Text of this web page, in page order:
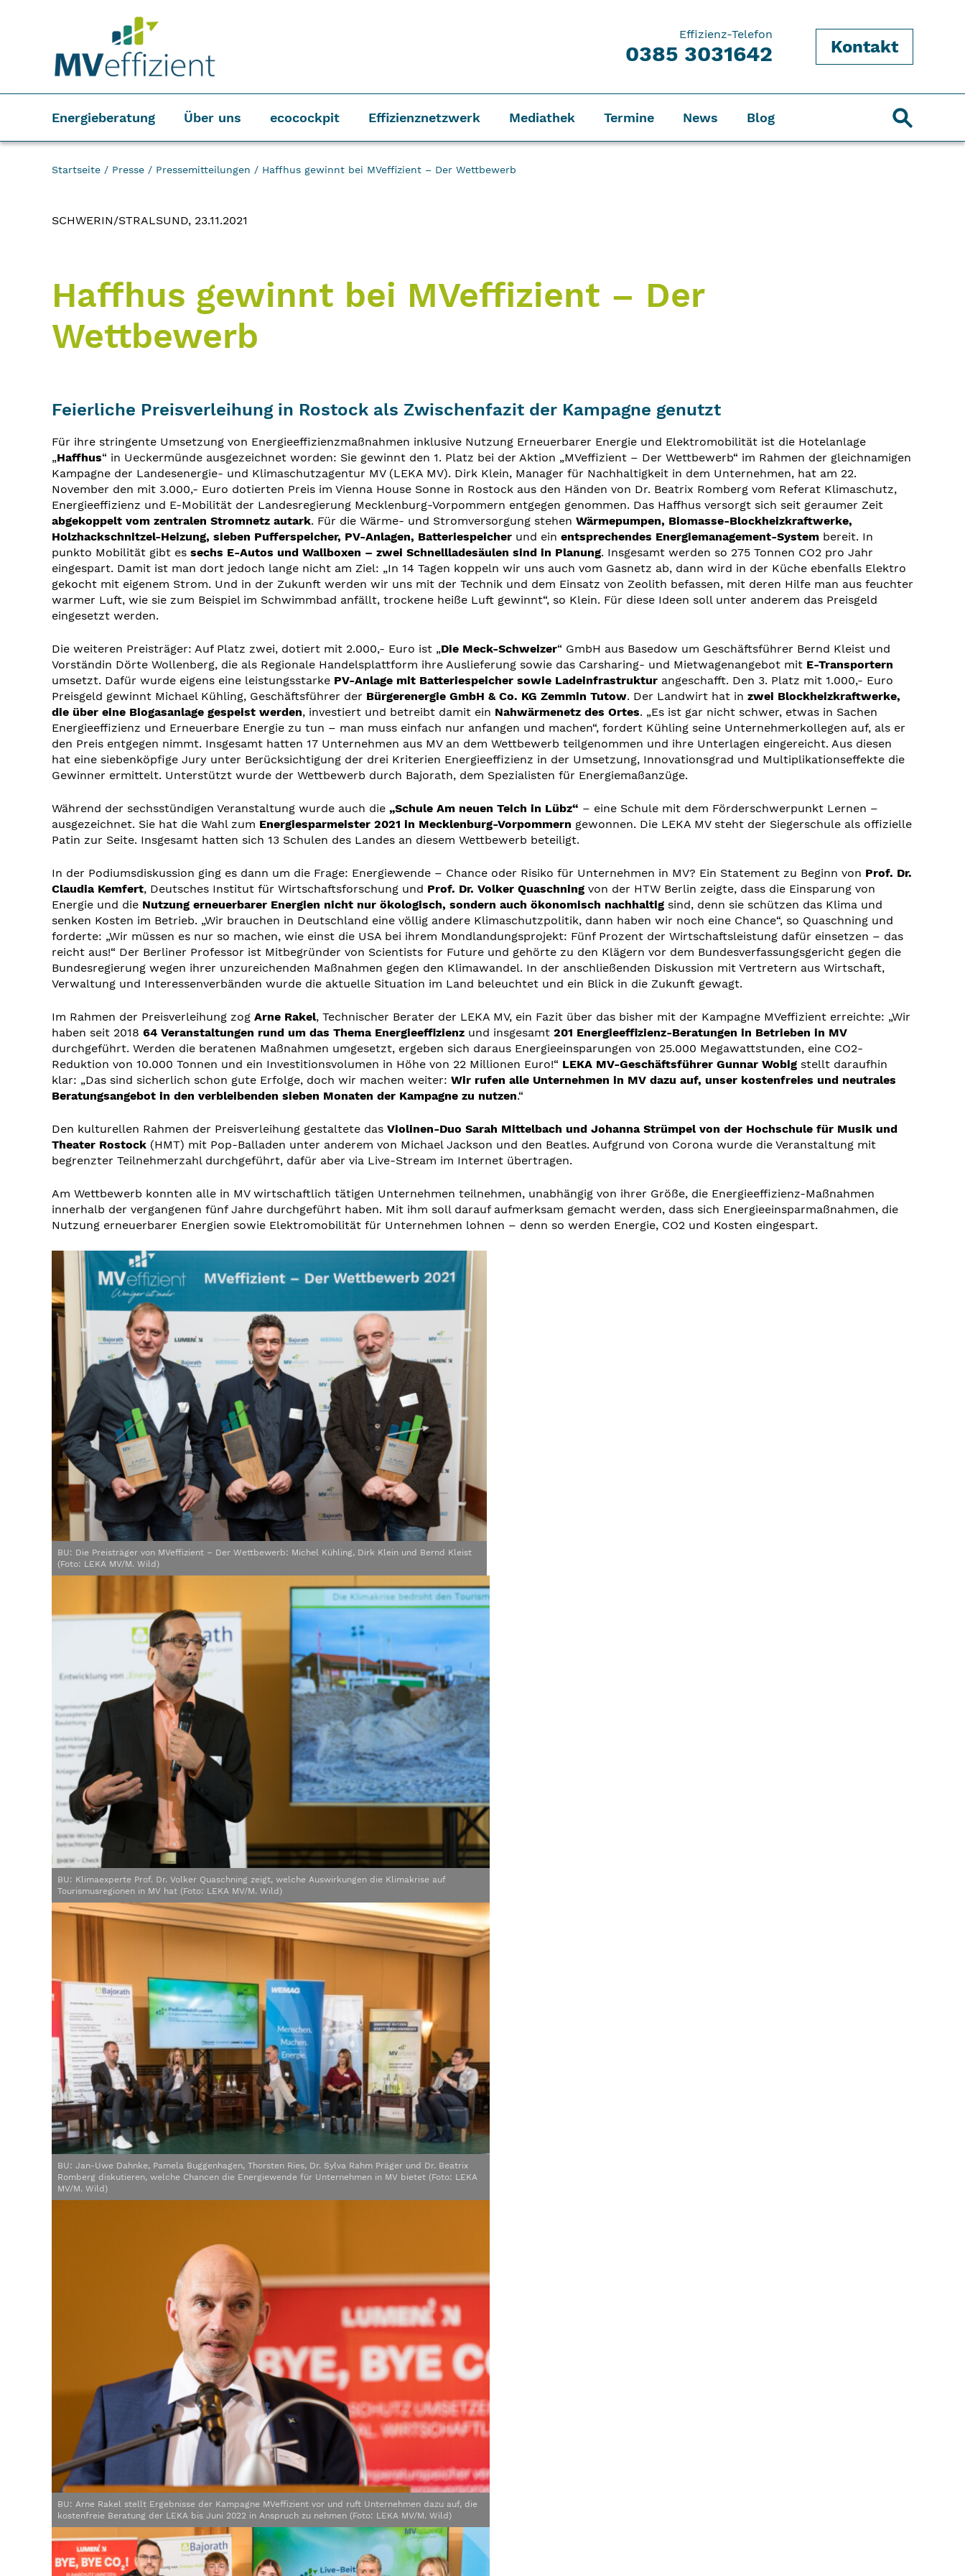
Effizienz-Telefon
0385 3031642 Kontakt
Energieberatung Über uns ecocockpit Effizienznetzwerk Mediathek Termine News Blog
Startseite / Presse / Pressemitteilungen / Haffhus gewinnt bei MVeffizient – Der Wettbewerb
SCHWERIN/STRALSUND, 23.11.2021
Haffhus gewinnt bei MVeffizient – Der
Wettbewerb
Feierliche Preisverleihung in Rostock als Zwischenfazit der Kampagne genutzt
Für ihre stringente Umsetzung von Energieeffizienzmaßnahmen inklusive Nutzung Erneuerbarer Energie und Elektromobilität ist die Hotelanlage
„Haffhus“ in Ueckermünde ausgezeichnet worden: Sie gewinnt den 1. Platz bei der Aktion „MVeffizient – Der Wettbewerb“ im Rahmen der gleichnamigen
Kampagne der Landesenergie- und Klimaschutzagentur MV (LEKA MV). Dirk Klein, Manager für Nachhaltigkeit in dem Unternehmen, hat am 22.
November den mit 3.000,- Euro dotierten Preis im Vienna House Sonne in Rostock aus den Händen von Dr. Beatrix Romberg vom Referat Klimaschutz,
Energieeffizienz und E-Mobilität der Landesregierung Mecklenburg-Vorpommern entgegen genommen. Das Haffhus versorgt sich seit geraumer Zeit
abgekoppelt vom zentralen Stromnetz autark. Für die Wärme- und Stromversorgung stehen Wärmepumpen, Biomasse-Blockheizkraftwerke,
Holzhackschnitzel-Heizung, sieben Pufferspeicher, PV-Anlagen, Batteriespeicher und ein entsprechendes Energiemanagement-System bereit. In
punkto Mobilität gibt es sechs E-Autos und Wallboxen – zwei Schnellladesäulen sind in Planung. Insgesamt werden so 275 Tonnen CO2 pro Jahr
eingespart. Damit ist man dort jedoch lange nicht am Ziel: „In 14 Tagen koppeln wir uns auch vom Gasnetz ab, dann wird in der Küche ebenfalls Elektro
gekocht mit eigenem Strom. Und in der Zukunft werden wir uns mit der Technik und dem Einsatz von Zeolith befassen, mit deren Hilfe man aus feuchter
warmer Luft, wie sie zum Beispiel im Schwimmbad anfällt, trockene heiße Luft gewinnt“, so Klein. Für diese Ideen soll unter anderem das Preisgeld
eingesetzt werden.
Die weiteren Preisträger: Auf Platz zwei, dotiert mit 2.000,- Euro ist „Die Meck-Schweizer“ GmbH aus Basedow um Geschäftsführer Bernd Kleist und
Vorständin Dörte Wollenberg, die als Regionale Handelsplattform ihre Auslieferung sowie das Carsharing- und Mietwagenangebot mit E-Transportern
umsetzt. Dafür wurde eigens eine leistungsstarke PV-Anlage mit Batteriespeicher sowie Ladeinfrastruktur angeschafft. Den 3. Platz mit 1.000,- Euro
Preisgeld gewinnt Michael Kühling, Geschäftsführer der Bürgerenergie GmbH & Co. KG Zemmin Tutow. Der Landwirt hat in zwei Blockheizkraftwerke,
die über eine Biogasanlage gespeist werden, investiert und betreibt damit ein Nahwärmenetz des Ortes. „Es ist gar nicht schwer, etwas in Sachen
Energieeffizienz und Erneuerbare Energie zu tun – man muss einfach nur anfangen und machen“, fordert Kühling seine Unternehmerkollegen auf, als er
den Preis entgegen nimmt. Insgesamt hatten 17 Unternehmen aus MV an dem Wettbewerb teilgenommen und ihre Unterlagen eingereicht. Aus diesen
hat eine siebenköpfige Jury unter Berücksichtigung der drei Kriterien Energieeffizienz in der Umsetzung, Innovationsgrad und Multiplikationseffekte die
Gewinner ermittelt. Unterstützt wurde der Wettbewerb durch Bajorath, dem Spezialisten für Energiemaßanzüge.
Während der sechsstündigen Veranstaltung wurde auch die „Schule Am neuen Teich in Lübz“ – eine Schule mit dem Förderschwerpunkt Lernen –
ausgezeichnet. Sie hat die Wahl zum Energiesparmeister 2021 in Mecklenburg-Vorpommern gewonnen. Die LEKA MV steht der Siegerschule als offizielle
Patin zur Seite. Insgesamt hatten sich 13 Schulen des Landes an diesem Wettbewerb beteiligt.
In der Podiumsdiskussion ging es dann um die Frage: Energiewende – Chance oder Risiko für Unternehmen in MV? Ein Statement zu Beginn von Prof. Dr.
Claudia Kemfert, Deutsches Institut für Wirtschaftsforschung und Prof. Dr. Volker Quaschning von der HTW Berlin zeigte, dass die Einsparung von
Energie und die Nutzung erneuerbarer Energien nicht nur ökologisch, sondern auch ökonomisch nachhaltig sind, denn sie schützen das Klima und
senken Kosten im Betrieb. „Wir brauchen in Deutschland eine völlig andere Klimaschutzpolitik, dann haben wir noch eine Chance“, so Quaschning und
forderte: „Wir müssen es nur so machen, wie einst die USA bei ihrem Mondlandungsprojekt: Fünf Prozent der Wirtschaftsleistung dafür einsetzen – das
reicht aus!“ Der Berliner Professor ist Mitbegründer von Scientists for Future und gehörte zu den Klägern vor dem Bundesverfassungsgericht gegen die
Bundesregierung wegen ihrer unzureichenden Maßnahmen gegen den Klimawandel. In der anschließenden Diskussion mit Vertretern aus Wirtschaft,
Verwaltung und Interessenverbänden wurde die aktuelle Situation im Land beleuchtet und ein Blick in die Zukunft gewagt.
Im Rahmen der Preisverleihung zog Arne Rakel, Technischer Berater der LEKA MV, ein Fazit über das bisher mit der Kampagne MVeffizient erreichte: „Wir
haben seit 2018 64 Veranstaltungen rund um das Thema Energieeffizienz und insgesamt 201 Energieeffizienz-Beratungen in Betrieben in MV
durchgeführt. Werden die beratenen Maßnahmen umgesetzt, ergeben sich daraus Energieeinsparungen von 25.000 Megawattstunden, eine CO2-
Reduktion von 10.000 Tonnen und ein Investitionsvolumen in Höhe von 22 Millionen Euro!“ LEKA MV-Geschäftsführer Gunnar Wobig stellt daraufhin
klar: „Das sind sicherlich schon gute Erfolge, doch wir machen weiter: Wir rufen alle Unternehmen in MV dazu auf, unser kostenfreies und neutrales
Beratungsangebot in den verbleibenden sieben Monaten der Kampagne zu nutzen.“
Den kulturellen Rahmen der Preisverleihung gestaltete das Violinen-Duo Sarah Mittelbach und Johanna Strümpel von der Hochschule für Musik und
Theater Rostock (HMT) mit Pop-Balladen unter anderem von Michael Jackson und den Beatles. Aufgrund von Corona wurde die Veranstaltung mit
begrenzter Teilnehmerzahl durchgeführt, dafür aber via Live-Stream im Internet übertragen.
Am Wettbewerb konnten alle in MV wirtschaftlich tätigen Unternehmen teilnehmen, unabhängig von ihrer Größe, die Energieeffizienz-Maßnahmen
innerhalb der vergangenen fünf Jahre durchgeführt haben. Mit ihm soll darauf aufmerksam gemacht werden, dass sich Energieeinsparmaßnahmen, die
Nutzung erneuerbarer Energien sowie Elektromobilität für Unternehmen lohnen – denn so werden Energie, CO2 und Kosten eingespart.
BU: Die Preisträger von MVeffizient – Der Wettbewerb: Michel Kühling, Dirk Klein und Bernd Kleist
(Foto: LEKA MV/M. Wild)
BU: Klimaexperte Prof. Dr. Volker Quaschning zeigt, welche Auswirkungen die Klimakrise auf
Tourismusregionen in MV hat (Foto: LEKA MV/M. Wild)
BU: Jan-Uwe Dahnke, Pamela Buggenhagen, Thorsten Ries, Dr. Sylva Rahm Präger und Dr. Beatrix
Romberg diskutieren, welche Chancen die Energiewende für Unternehmen in MV bietet (Foto: LEKA
MV/M. Wild)
BU: Arne Rakel stellt Ergebnisse der Kampagne MVeffizient vor und ruft Unternehmen dazu auf, die
kostenfreie Beratung der LEKA bis Juni 2022 in Anspruch zu nehmen (Foto: LEKA MV/M. Wild)